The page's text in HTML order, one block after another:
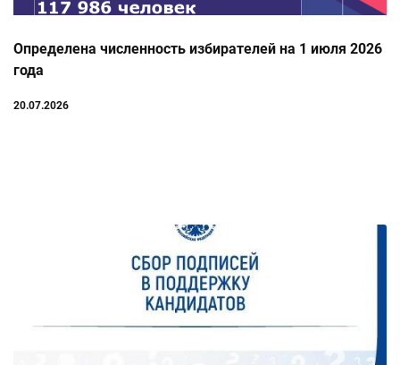
Определена численность избирателей на 1 июля 2026
года
20.07.2026